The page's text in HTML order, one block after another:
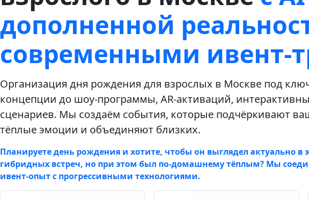
дополненной
современными
Организация дня рождения для взрослых в Москве под
концепции до шоу‑программы, AR‑активаций,
сценариев. Мы создаём события, которые подчёркивают
тёплые эмоции и объединяют близких.
Планируете день рождения и хотите, чтобы он выглядел актуально в
гибридных встреч, но при этом был по‑домашнему тёплым? Мы
ивент‑опыт с прогрессивными технологиями.